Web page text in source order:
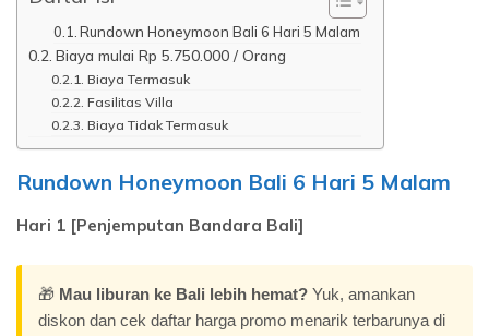
Rundown Honeymoon Bali 6 Hari 5 Malam
Biaya mulai Rp 5.750.000 / Orang
Biaya Termasuk
Fasilitas Villa
Biaya Tidak Termasuk
Rundown Honeymoon Bali 6 Hari 5 Malam
Hari 1 [Penjemputan Bandara Bali]
🎁 Mau liburan ke Bali lebih hemat? Yuk, amankan
diskon dan cek daftar harga promo menarik terbarunya di